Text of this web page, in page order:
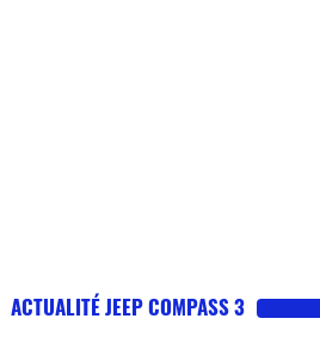
ACTUALITÉ JEEP COMPASS 3